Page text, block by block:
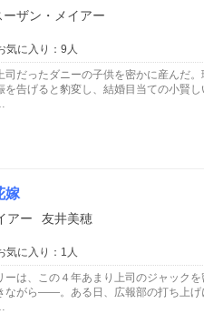
ーザン・メイアー
気に入り：9人
司だったダニーの子供を密かに産んだ
を告げると豹変し、結婚目当ての小賢
嫁
アー
友井美穂
気に入り：1人
ーは、この４年あまり上司のジャック
ながら――。ある日、広報部の打ち上